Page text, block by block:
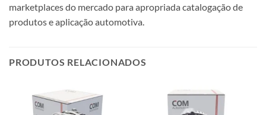
marketplaces do mercado para apropriada catalogação de
produtos e aplicação automotiva.
PRODUTOS RELACIONADOS